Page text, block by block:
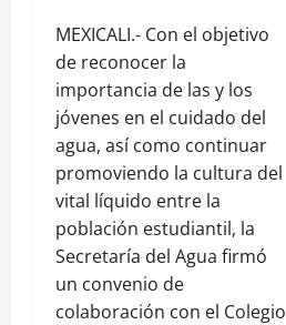
MEXICALI.- Con el objetivo
de reconocer la
importancia de las y los
jóvenes en el cuidado del
agua, así como continuar
promoviendo la cultura del
vital líquido entre la
población estudiantil, la
Secretaría del Agua firmó
un convenio de
colaboración con el Colegio